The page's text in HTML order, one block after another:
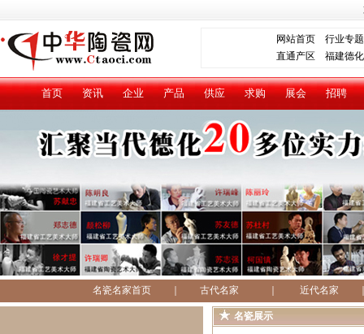
网站首页
行业专题
直通产区 福建德化
首页 资讯 企业 产品 供应 求购 展会 招聘
名瓷名家首页｜ 古代名家 近代名家
名瓷展示